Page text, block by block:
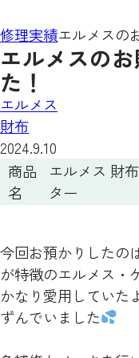
修理実績エルメスの
エルメスの
た！
エルメス
財布
2024.9.10
商品
名
エルメス 財
ター
今回お預かりしたの
が特徴のエルメス・
かなり愛用していた
ずんでいました